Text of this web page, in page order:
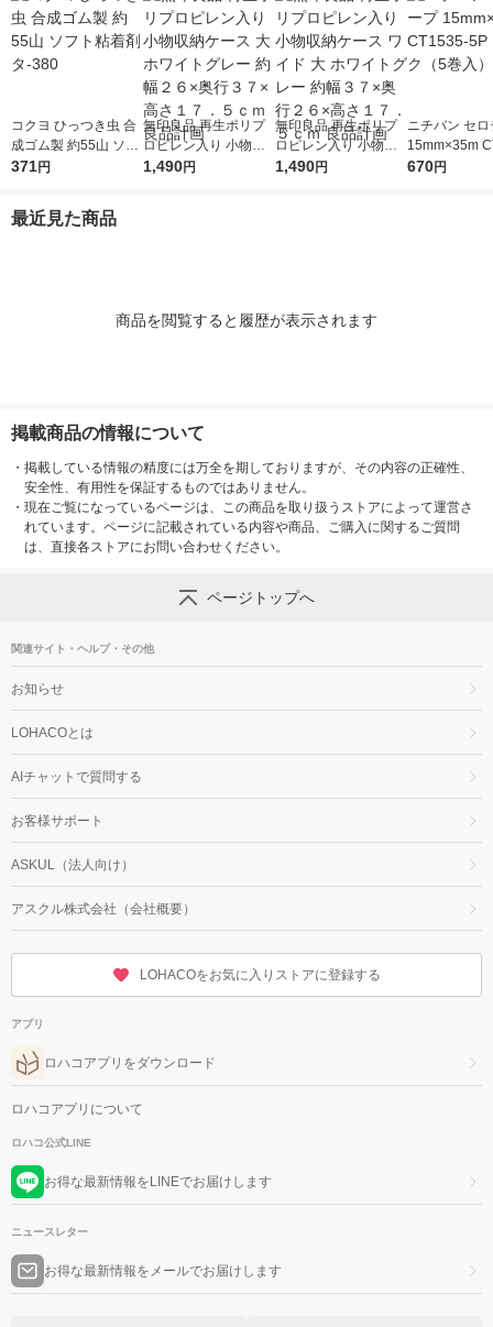
コクヨ ひっつき虫 合
成ゴム製 約55山 ソフ
ト粘着剤 タ-380
371円
無印良品 再生ポリプ
ロピレン入り 小物収
納ケース 大 ホワイト
1,490円
無印良品 再生ポリプ
ロピレン入り 小物収
納ケース ワイド 大 ホ
1,490円
ニチバン セ
15mm×35m
5P 1パック（
670円
最近見た商品
商品を閲覧すると履歴が表示されます
掲載商品の情報について
・ 掲載している情報の精度には万全を期しておりますが、その内容の正確性、
安全性、有用性を保証するものではありません。
・ 現在ご覧になっているページは、この商品を取り扱うストアによって運営さ
れています。ページに記載されている内容や商品、ご購入に関するご質問
は、直接各ストアにお問い合わせください。
ページトップへ
関連サイト・ヘルプ・その他
お知らせ
LOHACOとは
AIチャットで質問する
お客様サポート
ASKUL（法人向け）
アスクル株式会社（会社概要）
LOHACOをお気に入りストアに登録する
アプリ
ロハコアプリをダウンロード
ロハコアプリについて
ロハコ公式LINE
お得な最新情報をLINEでお届けします
ニュースレター
お得な最新情報をメールでお届けします